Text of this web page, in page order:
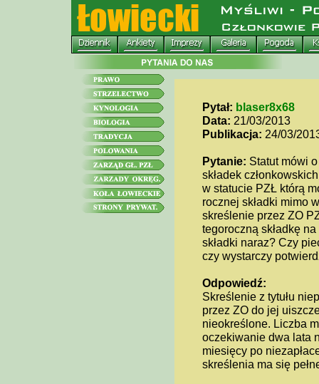
Pytał: blaser8x68
Data: 21/03/2013
Publikacja: 24/03/
Pytanie: Statut mówi
składek
w statucie PZŁ którą
rocznej składki mimo
skreślenie przez ZO
tegoroczną składkę
składki naraz? Czy
czy wystarczy
Odpowiedź:
Skreślenie z tytułu
przez ZO do jej
nieokreślone. Liczba
oczekiwanie dwa lata
miesięcy po
skreślenia ma się